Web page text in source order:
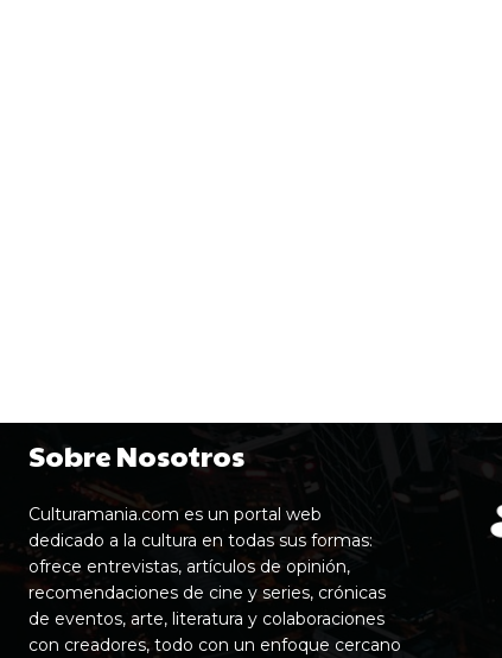
Sobre Nosotros
Culturamania.com es un portal web
dedicado a la cultura en todas sus formas:
ofrece entrevistas, artículos de opinión,
recomendaciones de cine y series, crónicas
de eventos, arte, literatura y colaboraciones
con creadores, todo con un enfoque cercano